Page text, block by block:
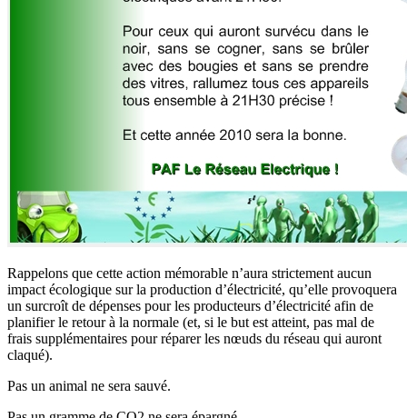
Rappelons que cette action mémorable n’aura strictement aucun
impact écologique sur la production d’électricité, qu’elle provoquera
un surcroît de dépenses pour les producteurs d’électricité afin de
planifier le retour à la normale (et, si le but est atteint, pas mal de
frais supplémentaires pour réparer les nœuds du réseau qui auront
claqué).
Pas un animal ne sera sauvé.